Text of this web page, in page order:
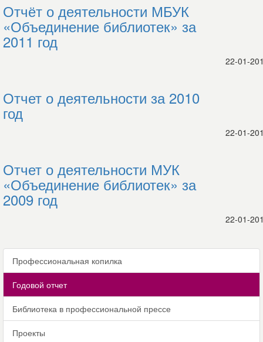
Отчёт о деятельности МБУК
«Объединение библиотек» за
2011 год
22-01-
Отчет о деятельности за 2010
год
22-01-
Отчет о деятельности МУК
«Объединение библиотек» за
2009 год
22-01-
Профессиональная копилка
Годовой отчет
Библиотека в профессиональной прессе
Проекты